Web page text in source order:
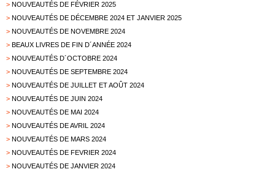
> NOUVEAUTÉS DE FÉVRIER 2025
> NOUVEAUTÉS DE DÉCEMBRE 2024 ET JANVIER 2025
> NOUVEAUTÉS DE NOVEMBRE 2024
> BEAUX LIVRES DE FIN D´ANNÉE 2024
> NOUVEAUTÉS D´OCTOBRE 2024
> NOUVEAUTÉS DE SEPTEMBRE 2024
> NOUVEAUTÉS DE JUILLET ET AOÛT 2024
> NOUVEAUTÉS DE JUIN 2024
> NOUVEAUTÉS DE MAI 2024
> NOUVEAUTÉS DE AVRIL 2024
> NOUVEAUTÉS DE MARS 2024
> NOUVEAUTÉS DE FEVRIER 2024
> NOUVEAUTÉS DE JANVIER 2024